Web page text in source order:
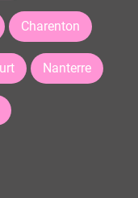
Charenton
Nanterre